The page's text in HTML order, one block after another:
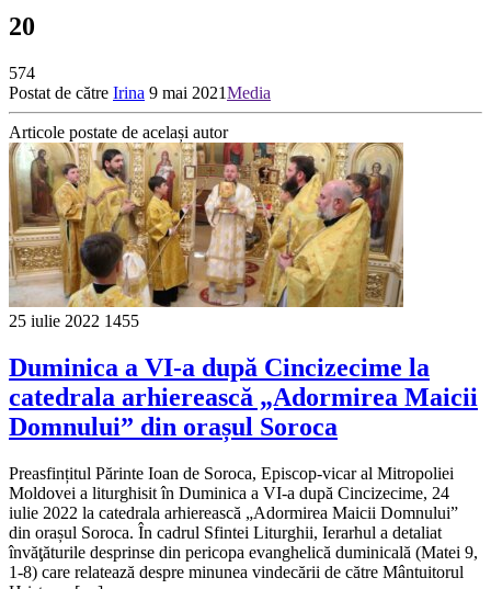
20
574
Postat de către Irina 9 mai 2021Media
Articole postate de același autor
25 iulie 2022 1455
Duminica a VI-a după Cincizecime la
catedrala arhierească „Adormirea Maicii
Domnului” din orașul Soroca
Preasfințitul Părinte Ioan de Soroca, Episcop-vicar al Mitropoliei
Moldovei a liturghisit în Duminica a VI-a după Cincizecime, 24
iulie 2022 la catedrala arhierească „Adormirea Maicii Domnului”
din orașul Soroca. În cadrul Sfintei Liturghii, Ierarhul a detaliat
învăţăturile desprinse din pericopa evanghelică duminicală (Matei 9,
1-8) care relatează despre minunea vindecării de către Mântuitorul